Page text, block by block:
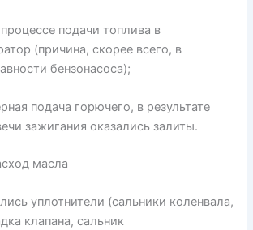
подачи топлива в
(причина, скорее всего, в
бензонасоса);
подача горючего, в результате
зажигания оказались залиты.
масла
уплотнители (сальники коленвала,
клапана, сальник